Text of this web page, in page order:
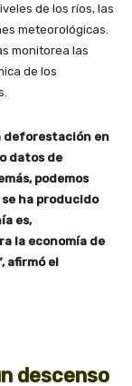
de los ríos, las
meteorológicas.
monitorea las
de los
deforestación en
datos de
podemos
ha producido
es,
la economía de
afirmó el
descenso